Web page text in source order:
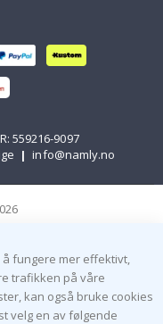
559216-9097
| info@namly.no
fungere mer effektivt,
trafikken på våre
kan også bruke cookies
velg en av følgende